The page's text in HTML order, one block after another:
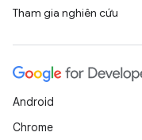
Tham gia nghiên cứu
Android
Chrome